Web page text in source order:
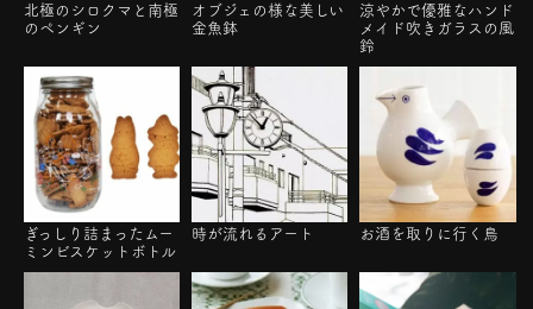
北極のシロクマと南極
のペンギン
オブジェの様な美しい
金魚鉢
涼やかで優雅なハンド
メイド吹きガラスの風
鈴
ぎっしり詰まったムー
ミンビスケットボトル
時が流れるアート お酒を取りに行く鳥